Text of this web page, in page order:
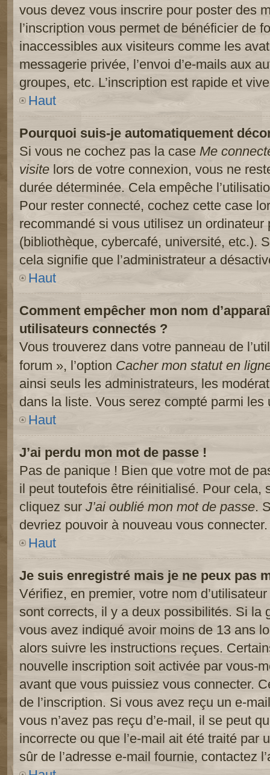
vous devez vous inscrire pour poster des
l’inscription vous permet de bénéficier de
inaccessibles aux visiteurs comme les
messagerie privée, l’envoi d’e-mails aux
groupes, etc. L’inscription est rapide et
Haut
Pourquoi suis-je automatiquement
Si vous ne cochez pas la case Me
visite lors de votre connexion, vous ne
durée déterminée. Cela empêche
Pour rester connecté, cochez cette case
recommandé si vous utilisez un
(bibliothèque, cybercafé, université, etc.).
cela signifie que l’administrateur a
Haut
Comment empêcher mon nom
utilisateurs connectés ?
Vous trouverez dans votre panneau de
forum », l’option Cacher mon statut en
ainsi seuls les administrateurs, les
dans la liste. Vous serez compté parmi
Haut
J’ai perdu mon mot de passe !
Pas de panique ! Bien que votre mot de
il peut toutefois être réinitialisé. Pour cela,
cliquez sur J’ai oublié mon mot de passe.
devriez pouvoir à nouveau vous connecter.
Haut
Je suis enregistré mais je ne peux pas
Vérifiez, en premier, votre nom
sont corrects, il y a deux possibilités. Si la
vous avez indiqué avoir moins de 13 ans
alors suivre les instructions reçues.
nouvelle inscription soit activée par vous-
avant que vous puissiez vous connecter.
de l’inscription. Si vous avez reçu un e-
vous n’avez pas reçu d’e-mail, il se peut
incorrecte ou que l’e-mail ait été traité par
sûr de l’adresse e-mail fournie, contactez